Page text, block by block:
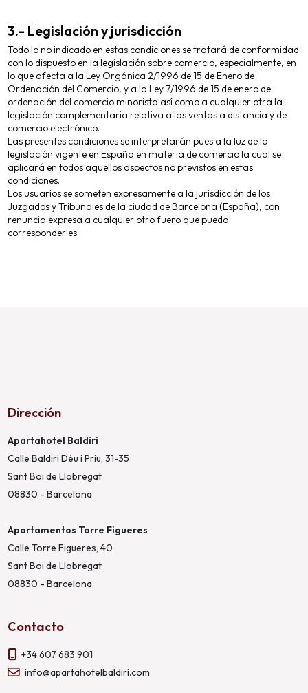
3.- Legislación y jurisdicción
Todo lo no indicado en estas condiciones se tratará de conformidad
con lo dispuesto en la legislación sobre comercio, especialmente, en
lo que afecta a la Ley Orgánica 2/1996 de 15 de Enero de
Ordenación del Comercio, y a la Ley 7/1996 de 15 de enero de
ordenación del comercio minorista así como a cualquier otra la
legislación complementaria relativa a las ventas a distancia y de
comercio electrónico.
Las presentes condiciones se interpretarán pues a la luz de la
legislación vigente en España en materia de comercio la cual se
aplicará en todos aquellos aspectos no previstos en estas
condiciones.
Los usuarios se someten expresamente a la jurisdicción de los
Juzgados y Tribunales de la ciudad de Barcelona (España), con
renuncia expresa a cualquier otro fuero que pueda
corresponderles.
Dirección
Apartahotel Baldiri
Calle Baldiri Déu i Priu, 31-35
Sant Boi de Llobregat
08830 - Barcelona
Apartamentos Torre Figueres
Calle Torre Figueres, 40
Sant Boi de Llobregat
08830 - Barcelona
Contacto
+34 607 683 901
info@apartahotelbaldiri.com